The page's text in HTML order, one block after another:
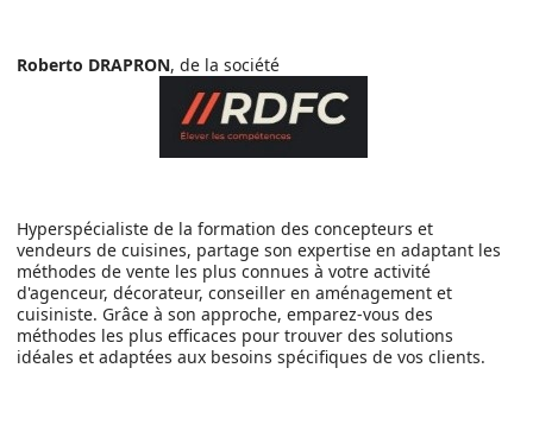
Roberto DRAPRON, de la société
Hyperspécialiste de la formation des concepteurs et
vendeurs de cuisines, partage son expertise en adaptant les
méthodes de vente les plus connues à votre activité
d'agenceur, décorateur, conseiller en aménagement et
cuisiniste. Grâce à son approche, emparez-vous des
méthodes les plus efficaces pour trouver des solutions
idéales et adaptées aux besoins spécifiques de vos clients.